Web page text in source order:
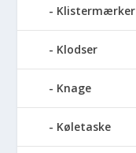
Klistermærker
Klodser
Knage
Køletaske